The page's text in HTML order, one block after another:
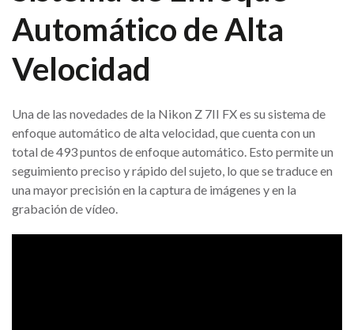
Automático de Alta
Velocidad
Una de las novedades de la Nikon Z 7II FX es su sistema de
enfoque automático de alta velocidad, que cuenta con un
total de 493 puntos de enfoque automático. Esto permite un
seguimiento preciso y rápido del sujeto, lo que se traduce en
una mayor precisión en la captura de imágenes y en la
grabación de vídeo.